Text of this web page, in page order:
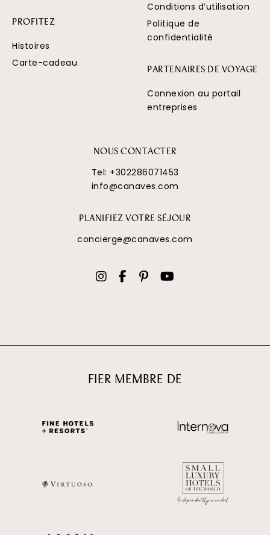
PROFITEZ
Histoires
Carte-cadeau
Conditions d’utilisation
Politique de
confidentialité
PARTENAIRES DE VOYAGE
Connexion au portail
entreprises
NOUS CONTACTER
Tel: +302286071453
info@canaves.com
PLANIFIEZ VOTRE SÉJOUR
concierge@canaves.com
FIER MEMBRE DE